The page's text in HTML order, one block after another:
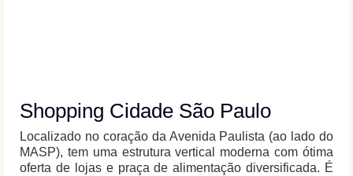
Shopping Cidade São Paulo
Localizado no coração da Avenida Paulista (ao lado do
MASP), tem uma estrutura vertical moderna com ótima
oferta de lojas e praça de alimentação diversificada. É